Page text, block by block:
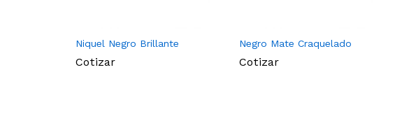
Niquel Negro Brillante
Cotizar
Negro Mate Craquelado
Cotizar